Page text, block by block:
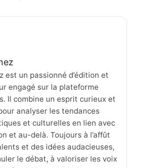
est un passionné d’édition et
engagé sur la plateforme
Il combine un esprit curieux et
analyser les tendances
et culturelles en lien avec
et au-delà. Toujours à l’affût
et des idées audacieuses,
le débat, à valoriser les voix